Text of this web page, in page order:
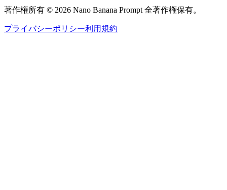
著作権所有 © 2026 Nano Banana Prompt 全著作権保有。
プライバシーポリシー利用規約